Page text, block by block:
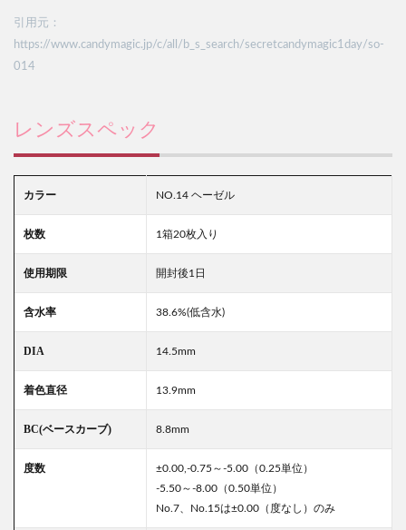
引用元：
https://www.candymagic.jp/c/all/b_s_search/secretcandymagic1day/so-
014
レンズスペック
カラー NO.14 ヘーゼル
枚数 1箱20枚入り
使用期限 開封後1日
含水率 38.6%(低含水)
DIA 14.5mm
着色直径 13.9mm
BC(ベースカーブ) 8.8mm
度数
±0.00,-0.75～-5.00（0.25単位）
-5.50～-8.00（0.50単位）
No.7、No.15は±0.00（度なし）のみ